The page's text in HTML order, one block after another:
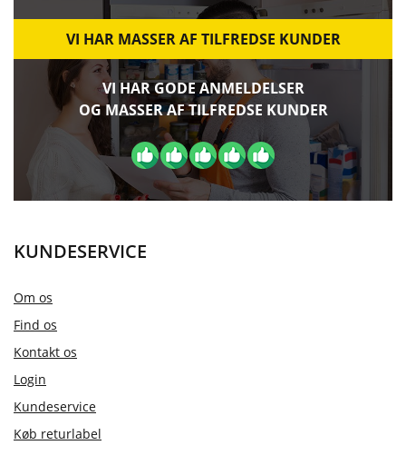
VI HAR MASSER AF TILFREDSE KUNDER
VI HAR GODE ANMELDELSER
OG MASSER AF TILFREDSE KUNDER
KUNDESERVICE
Om os
Find os
Kontakt os
Login
Kundeservice
Køb returlabel